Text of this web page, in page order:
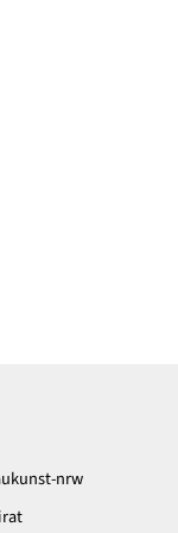
Nachkriegszeit)
nrw